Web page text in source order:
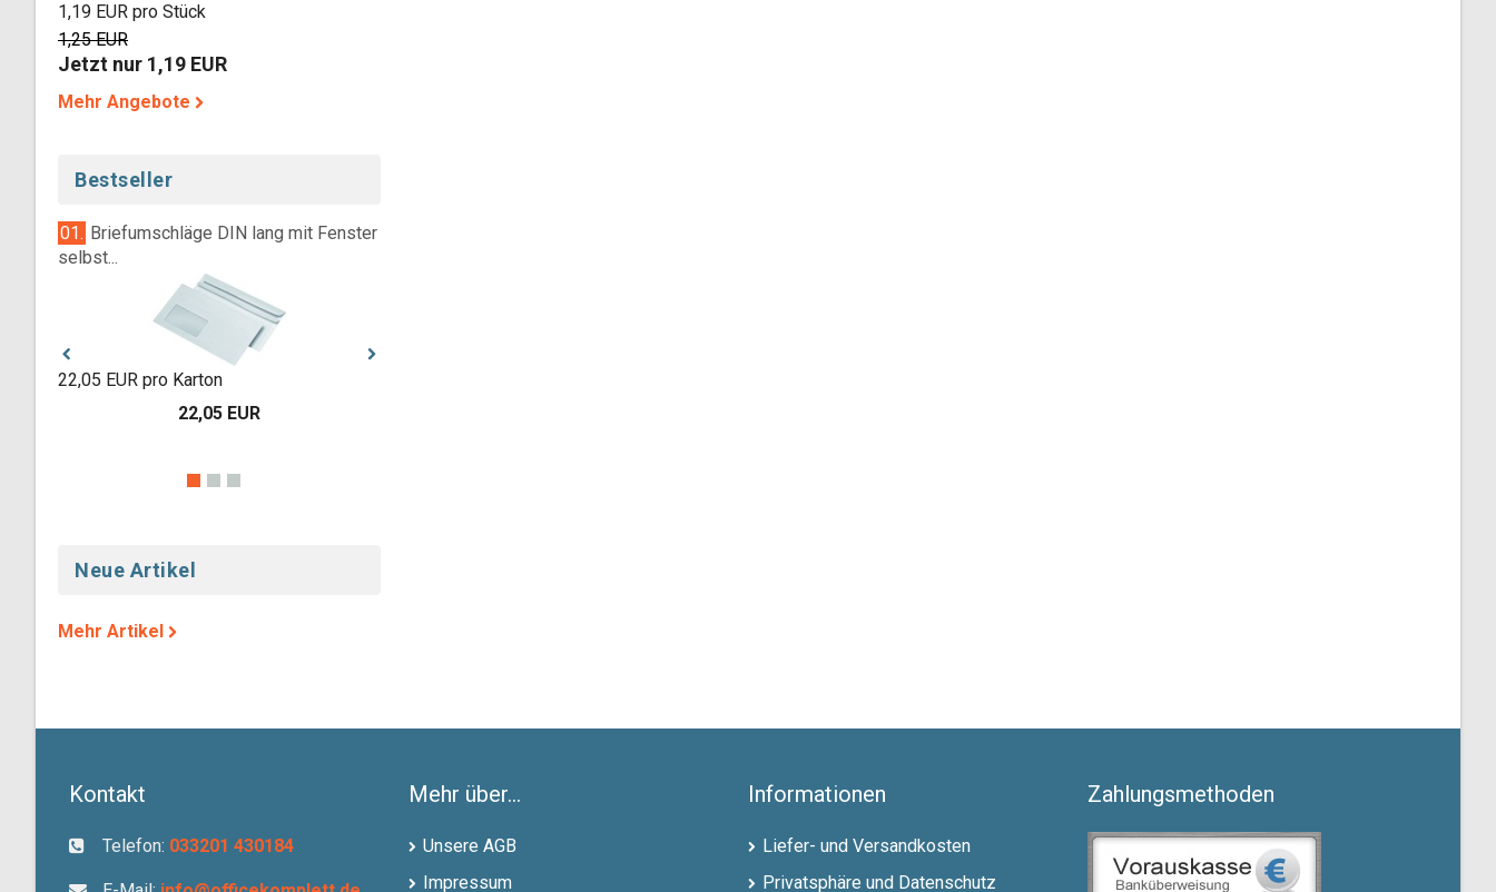
1,19 EUR pro Stück
1,25 EUR
Jetzt nur 1,19 EUR
Mehr Angebote
Bestseller
lang mit Fenster 02. Versandtaschen C5 mit Fenster
24,75 EUR pro Karton
Neue Artikel
Mehr Artikel
Kontakt
Telefon: 033201 430184
Mehr über...
Unsere AGB
Impressum
Informationen
Liefer- und Versandkosten
Privatsphäre und Datenschutz
Zahlungsmethoden